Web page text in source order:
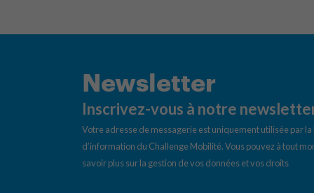
Newsletter
Inscrivez-vous à notre
Votre adresse de messagerie est uniquement utilisée par
d’information du Challenge Mobilité. Vous pouvez à tout
savoir plus sur la gestion de vos données et vos droits